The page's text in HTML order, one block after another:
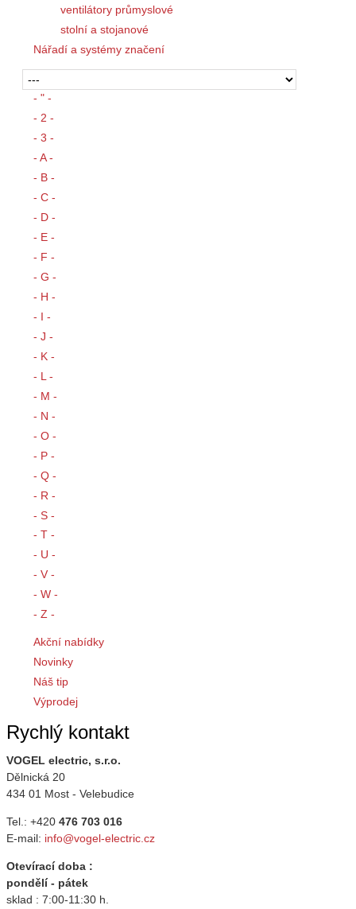
ventilátory průmyslové
stolní a stojanové
Nářadí a systémy značení
- " -
- 2 -
- 3 -
- A -
- B -
- C -
- D -
- E -
- F -
- G -
- H -
- I -
- J -
- K -
- L -
- M -
- N -
- O -
- P -
- Q -
- R -
- S -
- T -
- U -
- V -
- W -
- Z -
Akční nabídky
Novinky
Náš tip
Výprodej
Rychlý kontakt
VOGEL electric, s.r.o.
Dělnická 20
434 01 Most - Velebudice
Tel.: +420 476 703 016
E-mail: info@vogel-electric.cz
Otevírací doba :
pondělí - pátek
sklad : 7:00-11:30 h.